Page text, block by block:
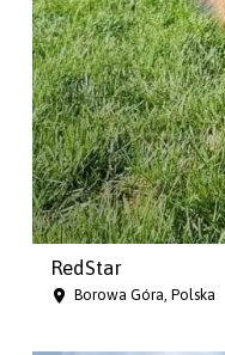
RedStar
Borowa Góra, Polska